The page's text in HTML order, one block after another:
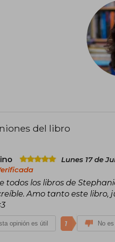
del libro
Lunes 17 de
todos los libros de
Amo tanto este libro,
opinión es útil 1 No es